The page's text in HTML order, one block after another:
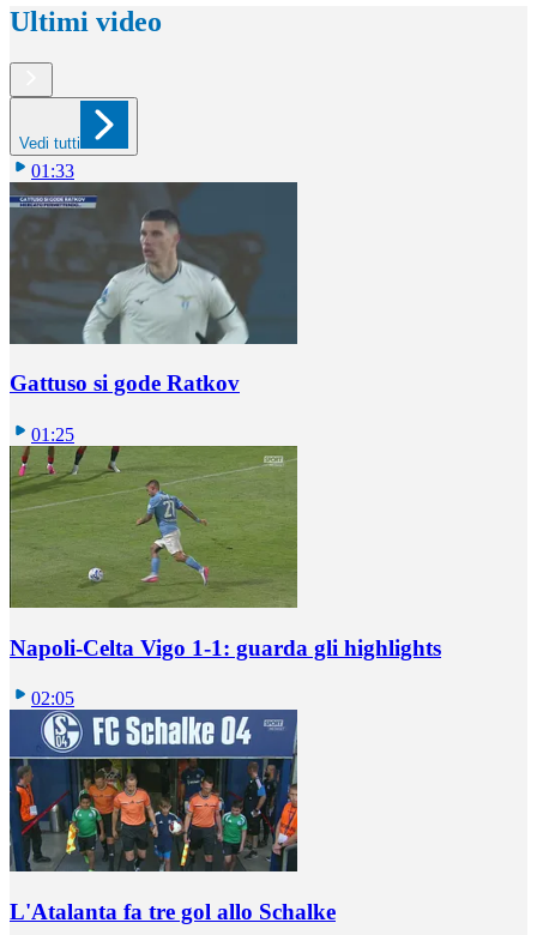
Ultimi video
Vedi tutti
01:33
Gattuso si gode Ratkov
01:25
Napoli-Celta Vigo 1-1: guarda gli highlights
02:05
L'Atalanta fa tre gol allo Schalke